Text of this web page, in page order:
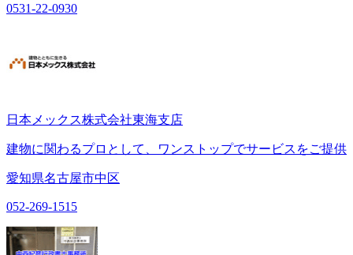
0531-22-0930
日本メックス株式会社東海支店
建物に関わるプロとして、ワンストップでサービスをご提供
愛知県名古屋市中区
052-269-1515